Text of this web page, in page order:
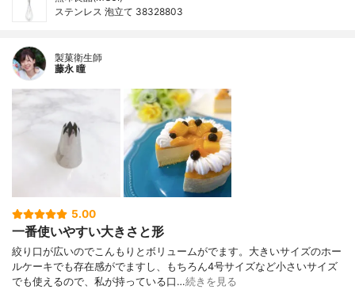
ステンレス 泡立て 38328803
製菓衛生師
藤永 瞳
5.00
一番使いやすい大きさと形
絞り口が広いのでこんもりとボリュームがでます。大きいサイズのホー
ルケーキでも存在感がでますし、もちろん4号サイズなど小さいサイズ
でも使えるので、私が持っている口…続きを見る